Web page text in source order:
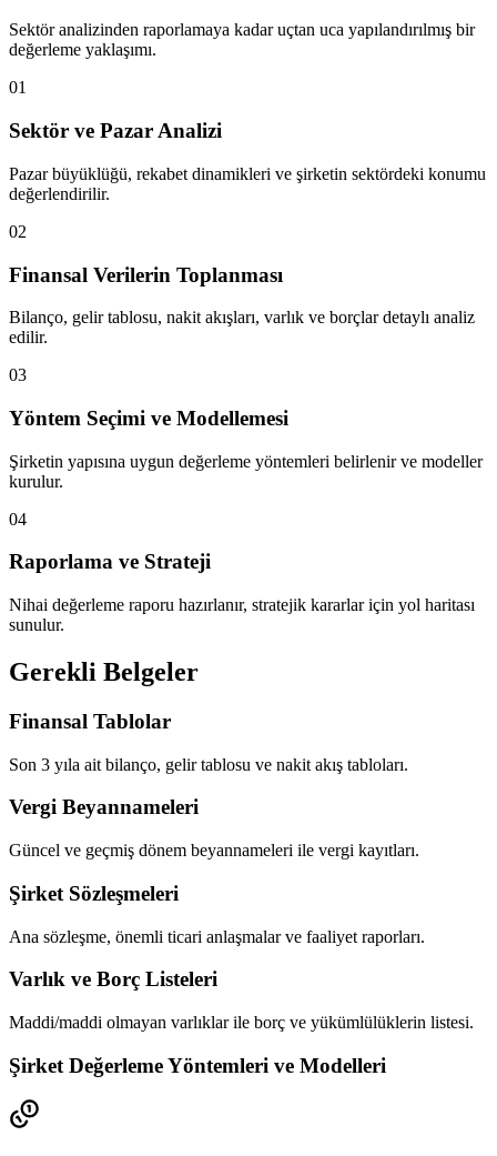
Sektör analizinden raporlamaya kadar uçtan uca yapılandırılmış bir
değerleme yaklaşımı.
01
Sektör ve Pazar Analizi
Pazar büyüklüğü, rekabet dinamikleri ve şirketin sektördeki konumu
değerlendirilir.
02
Finansal Verilerin Toplanması
Bilanço, gelir tablosu, nakit akışları, varlık ve borçlar detaylı analiz
edilir.
03
Yöntem Seçimi ve Modellemesi
Şirketin yapısına uygun değerleme yöntemleri belirlenir ve modeller
kurulur.
04
Raporlama ve Strateji
Nihai değerleme raporu hazırlanır, stratejik kararlar için yol haritası
sunulur.
Gerekli Belgeler
Finansal Tablolar
Son 3 yıla ait bilanço, gelir tablosu ve nakit akış tabloları.
Vergi Beyannameleri
Güncel ve geçmiş dönem beyannameleri ile vergi kayıtları.
Şirket Sözleşmeleri
Ana sözleşme, önemli ticari anlaşmalar ve faaliyet raporları.
Varlık ve Borç Listeleri
Maddi/maddi olmayan varlıklar ile borç ve yükümlülüklerin listesi.
Şirket Değerleme Yöntemleri ve Modelleri